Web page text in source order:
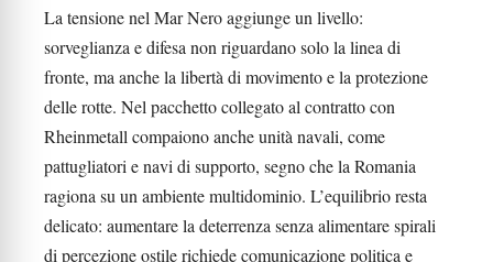
La tensione nel Mar Nero aggiunge un livello:
sorveglianza e difesa non riguardano solo la linea di
fronte, ma anche la libertà di movimento e la protezione
delle rotte. Nel pacchetto collegato al contratto con
Rheinmetall compaiono anche unità navali, come
pattugliatori e navi di supporto, segno che la Romania
ragiona su un ambiente multidominio. L’equilibrio resta
delicato: aumentare la deterrenza senza alimentare spirali
di percezione ostile richiede comunicazione politica e